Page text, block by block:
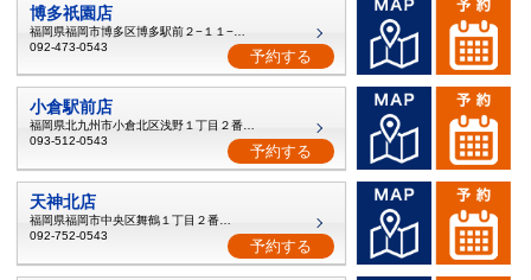
博多祇園店
092-473-0543
予約する
小倉駅前店
福岡県北九州市小倉北区浅野１丁目２番３５号
093-512-0543
予約する
天神北店
092-752-0543
予約する